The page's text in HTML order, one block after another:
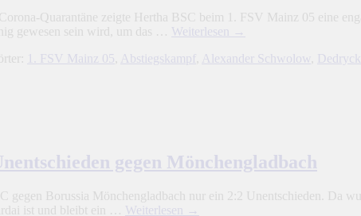
Quarantäne zeigte Hertha BSC beim 1. FSV Mainz 05 eine
gewesen sein wird, um das … Weiterlesen →
1. FSV Mainz 05, Abstiegskampf , Alexander Schwolow ,
gegen Mönchengladbach
gegen Borussia Mönchengladbach nur ein 2:2 Unentschieden. Da
ist und bleibt ein … Weiterlesen
→